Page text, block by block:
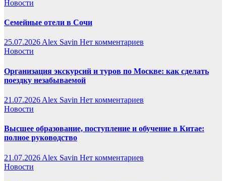
Новости
Семейные отели в Сочи
25.07.2026Alex Savin Нет комментариев
Новости
Организация экскурсий и туров по Москве: как сделать
поездку незабываемой
21.07.2026 Alex Savin Нет комментариев
Новости
Высшее образование, поступление и обучение в Китае:
полное руководство
21.07.2026 Alex Savin Нет комментариев
Новости